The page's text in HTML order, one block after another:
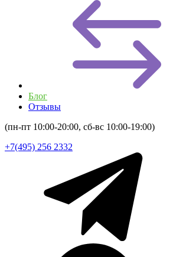
Блог
Отзывы
(пн-пт 10:00-20:00, сб-вс 10:00-19:00)
+7(495) 256 2332